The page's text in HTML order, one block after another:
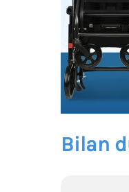
Bilan